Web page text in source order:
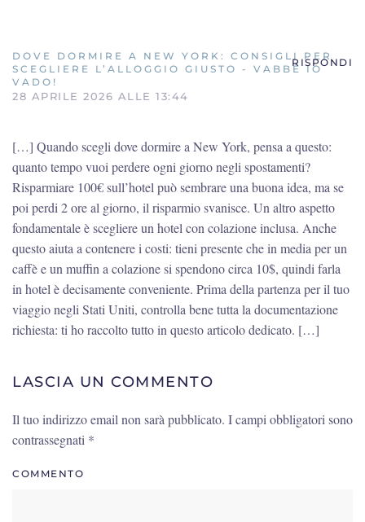
DOVE DORMIRE A NEW YORK: CONSIGLI PER
SCEGLIERE L’ALLOGGIO GIUSTO - VABBÈ IO
VADO!
28 APRILE 2026 ALLE 13:44
RISPONDI
[…] Quando scegli dove dormire a New York, pensa a questo:
quanto tempo vuoi perdere ogni giorno negli spostamenti?
Risparmiare 100€ sull’hotel può sembrare una buona idea, ma se
poi perdi 2 ore al giorno, il risparmio svanisce. Un altro aspetto
fondamentale è scegliere un hotel con colazione inclusa. Anche
questo aiuta a contenere i costi: tieni presente che in media per un
caffè e un muffin a colazione si spendono circa 10$, quindi farla
in hotel è decisamente conveniente. Prima della partenza per il tuo
viaggio negli Stati Uniti, controlla bene tutta la documentazione
richiesta: ti ho raccolto tutto in questo articolo dedicato. […]
LASCIA UN COMMENTO
Il tuo indirizzo email non sarà pubblicato. I campi obbligatori sono
contrassegnati *
COMMENTO